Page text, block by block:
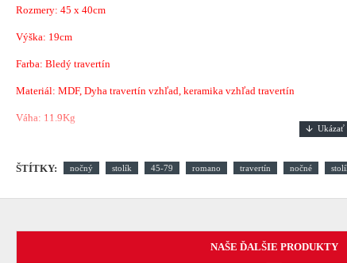
Rozmery: 45 x 40cm
Výška: 19cm
Farba: Bledý travertín
Materiál: MDF, Dyha travertín vzhľad, keramika vzhľad travertín
Váha: 11.9Kg
ŠTÍTKY: nočný stolík 45-79 romano travertín nočné
NAŠE ĎALŠIE PRODUKTY